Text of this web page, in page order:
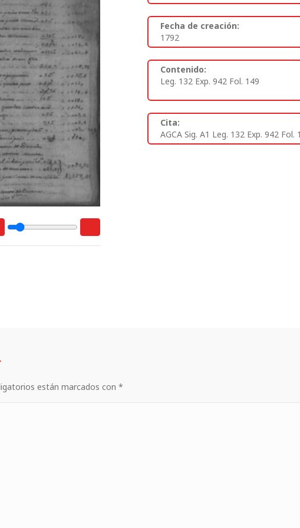
Fecha de creación:
1792
Contenido:
Leg. 132 Exp. 942 Fol. 149
Cita:
AGCA Sig. A1 Leg. 132 Exp. 942 Fol.
están marcados con *